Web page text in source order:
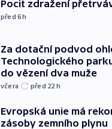
Pocit zdražení
před 6h
Za dotační podvod
Technologického
do vězení dva muže
včera před 22 h
Evropská unie má
zásoby zemního plynu